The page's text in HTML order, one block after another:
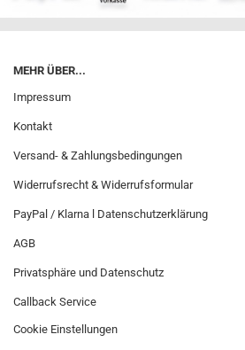
MEHR ÜBER...
Impressum
Kontakt
Versand- & Zahlungsbedingungen
Widerrufsrecht & Widerrufsformular
PayPal / Klarna l Datenschutzerklärung
AGB
Privatsphäre und Datenschutz
Callback Service
Cookie Einstellungen